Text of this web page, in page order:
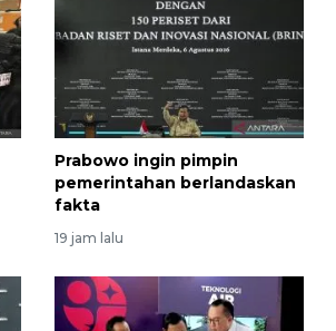
Prabowo ingin pimpin
pemerintahan berlandaskan
fakta
19 jam lalu